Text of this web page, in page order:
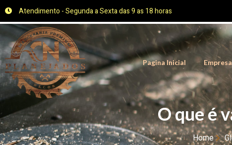
Atendimento - Segunda a Sexta das 9 as 18 horas
Pagina Inicial Empresa
O que é
Home